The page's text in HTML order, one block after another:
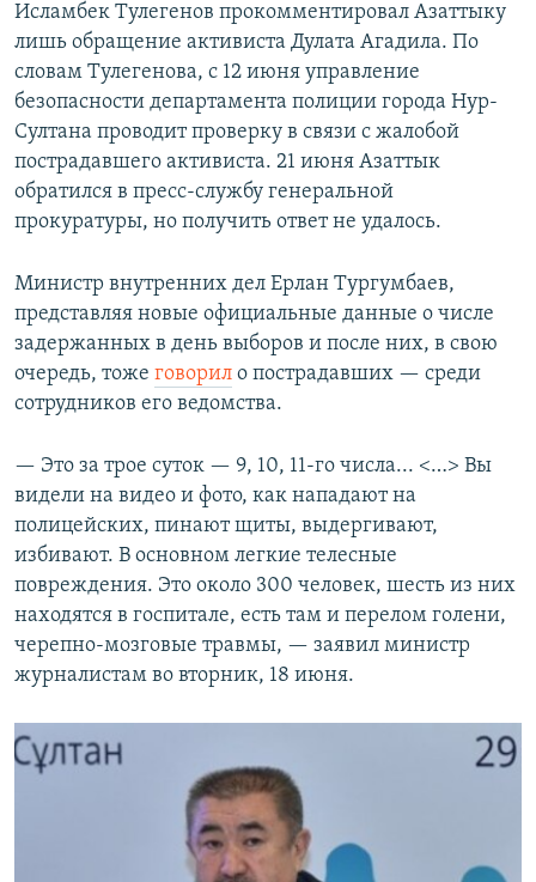
Исламбек Тулегенов прокомментировал Азаттыку
лишь обращение активиста Дулата Агадила. По
словам Тулегенова, с 12 июня управление
безопасности департамента полиции города Нур-
Султана проводит проверку в связи с жалобой
пострадавшего активиста. 21 июня Азаттык
обратился в пресс-службу генеральной
прокуратуры, но получить ответ не удалось.
Министр внутренних дел Ерлан Тургумбаев,
представляя новые официальные данные о числе
задержанных в день выборов и после них, в свою
очередь, тоже говорил о пострадавших — среди
сотрудников его ведомства.
— Это за трое суток — 9, 10, 11-го числа... <…> Вы
видели на видео и фото, как нападают на
полицейских, пинают щиты, выдергивают,
избивают. В основном легкие телесные
повреждения. Это около 300 человек, шесть из них
находятся в госпитале, есть там и перелом голени,
черепно-мозговые травмы, — заявил министр
журналистам во вторник, 18 июня.